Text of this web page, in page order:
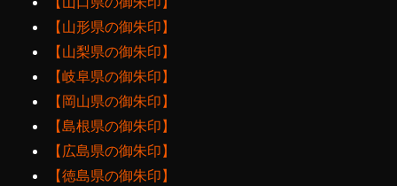
【山形県の御朱印】
【山梨県の御朱印】
【岐阜県の御朱印】
【岡山県の御朱印】
【島根県の御朱印】
【広島県の御朱印】
【徳島県の御朱印】